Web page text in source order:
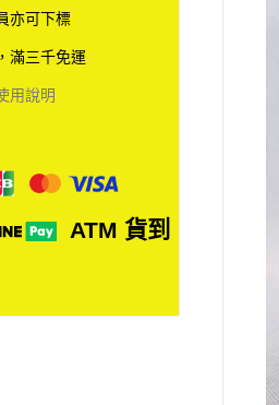
亦可下標
滿三千免運
用說明
ATM 貨到